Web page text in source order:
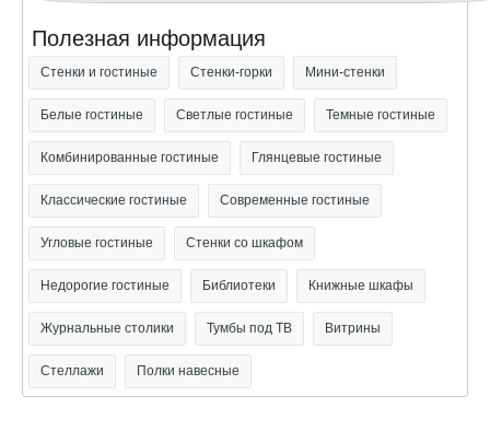
Полезная информация
Стенки и гостиные Стенки-горки Мини-стенки
Белые гостиные Светлые гостиные Темные гостиные
Комбинированные гостиные Глянцевые гостиные
Классические гостиные Современные гостиные
Угловые гостиные Стенки со шкафом
Недорогие гостиные Библиотеки Книжные шкафы
Журнальные столики Тумбы под ТВ Витрины
Стеллажи Полки навесные